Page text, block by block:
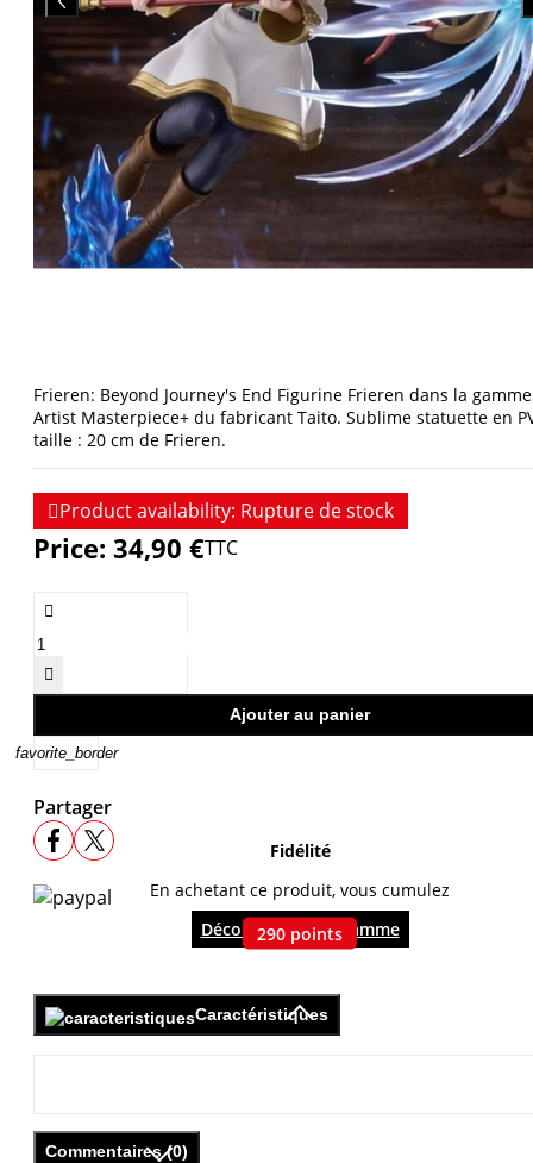
Frieren: Beyond Journey's End Figurine Frieren dans la gamme
Artist Masterpiece+ du fabricant Taito. Sublime statuette en
taille : 20 cm de Frieren.
Price: 34,90 €TTC


Ajouter au panier
favorite_border
Product availability: Rupture de stock
Partager
Fidélité
En achetant ce produit, vous cumulez
290 points
Découvrir le programme
Caractéristiques
Commentaires (0)